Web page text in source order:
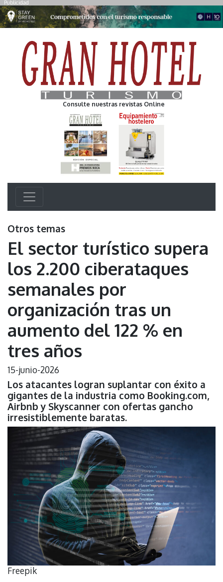
Publicidad
Consulte nuestras revistas Online
Otros temas
El sector turístico supera
los 2.200 ciberataques
semanales por
organización tras un
aumento del 122 % en
tres años
15-junio-2026
Los atacantes logran suplantar con éxito a
gigantes de la industria como Booking.com,
Airbnb y Skyscanner con ofertas gancho
irresistiblemente baratas.
Freepik